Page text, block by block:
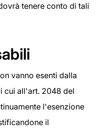
tenere conto di tali
vanno esenti dalla
cui all'art. 2048 del
l'esenzione
il